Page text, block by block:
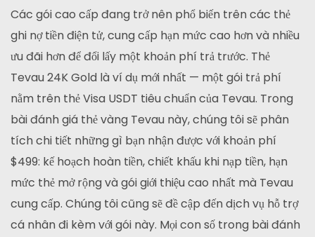
Các gói cao cấp đang trở nên phổ biến trên các thẻ
ghi nợ tiền điện tử, cung cấp hạn mức cao hơn và nhiều
ưu đãi hơn để đổi lấy một khoản phí trả trước. Thẻ
Tevau 24K Gold là ví dụ mới nhất — một gói trả phí
nằm trên thẻ Visa USDT tiêu chuẩn của Tevau. Trong
bài đánh giá thẻ vàng Tevau này, chúng tôi sẽ phân
tích chi tiết những gì bạn nhận được với khoản phí
$499: kế hoạch hoàn tiền, chiết khấu khi nạp tiền, hạn
mức thẻ mở rộng và gói giới thiệu cao nhất mà Tevau
cung cấp. Chúng tôi cũng sẽ đề cập đến dịch vụ hỗ trợ
cá nhân đi kèm với gói này. Mọi con số trong bài đánh